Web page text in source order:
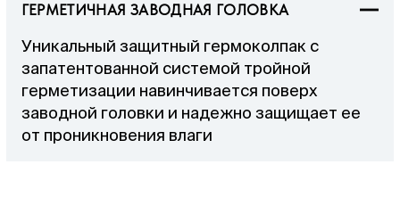
ГЕРМЕТИЧНАЯ ЗАВОДНАЯ ГОЛОВКА
Уникальный защитный гермоколпак с
запатентованной системой тройной
герметизации навинчивается поверх
заводной головки и надежно защищает ее
от проникновения влаги